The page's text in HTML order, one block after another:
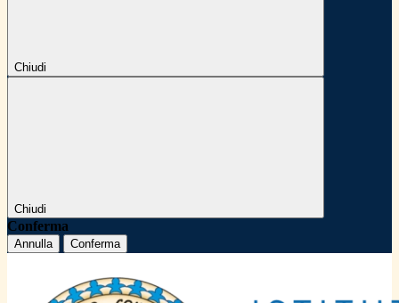
Chiudi
Chiudi
Conferma
Annulla Conferma